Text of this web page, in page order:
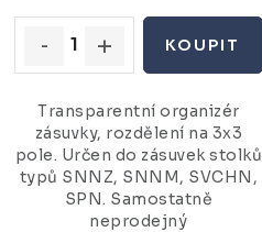
Transparentní organizér
zásuvky, rozdělení na 3x3
pole. Určen do zásuvek stolků
typů SNNZ, SNNM, SVCHN,
SPN. Samostatně
neprodejný